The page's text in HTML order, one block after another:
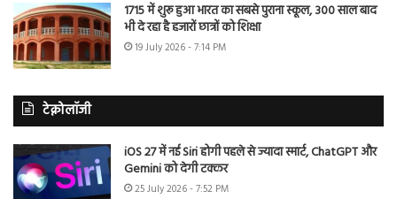
1715 में शुरू हुआ भारत का सबसे पुराना स्कूल, 300 साल बाद
भी दे रहा है हजारों छात्रों को शिक्षा
19 July 2026 - 7:14 PM
टेक्नोलॉजी
iOS 27 में नई Siri होगी पहले से ज्यादा स्मार्ट, ChatGPT और
Gemini को देगी टक्कर
25 July 2026 - 7:52 PM